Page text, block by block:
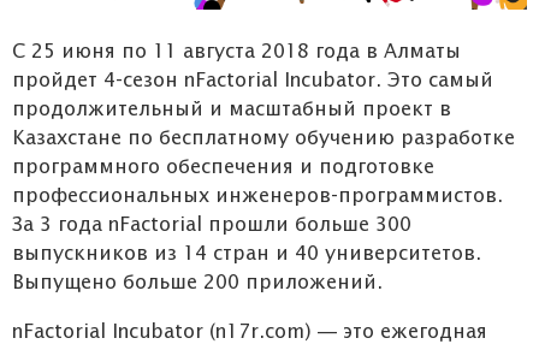
С 25 июня по 11 августа 2018 года в Алматы
пройдет 4-сезон nFactorial Incubator. Это самый
продолжительный и масштабный проект в
Казахстане по бесплатному обучению разработке
программного обеспечения и подготовке
профессиональных инженеров-программистов.
За 3 года nFactorial прошли больше 300
выпускников из 14 стран и 40 университетов.
Выпущено больше 200 приложений.
nFactorial Incubator (n17r.com) — это ежегодная